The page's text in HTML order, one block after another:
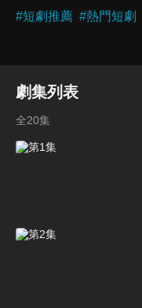
#短劇推薦 #熱門短劇
劇集列表
全20集